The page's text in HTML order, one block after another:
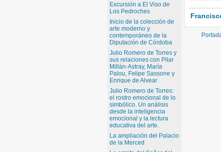
Excursión a El Viso de
Los Pedroches
Inicio de la colección de
arte moderno y
contemporáneo de la
Diputación de Córdoba
Julio Romero de Torres y
sus relaciones con Pilar
Millán-Astray, María
Palou, Felipe Sassone y
Enrique de Alvear
Julio Romero de Torres:
el rostro emocional de lo
simbólico. Un análisis
desde la inteligencia
emocional y la lectura
educativa del arte.
La ampliación del Palacio
de la Merced